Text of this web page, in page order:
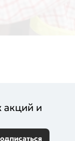
акций и